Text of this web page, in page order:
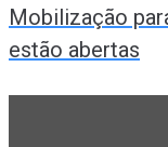
Mobilização
estão abertas